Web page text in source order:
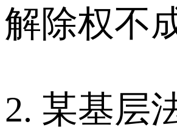
解除权不
2. 某基层